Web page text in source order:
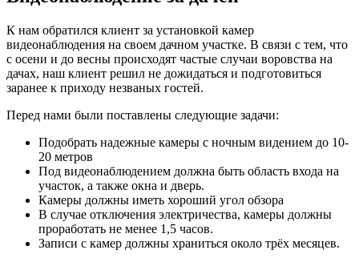
К нам обратился клиент за установкой камер
видеонаблюдения на своем дачном участке. В связи с тем, что
с осени и до весны происходят частые случаи воровства на
дачах, наш клиент решил не дожидаться и подготовиться
заранее к приходу незваных гостей.
Перед нами были поставлены следующие задачи:
Подобрать надежные камеры с ночным видением до 10-
20 метров
Под видеонаблюдением должна быть область входа на
участок, а также окна и дверь.
Камеры должны иметь хороший угол обзора
В случае отключения электричества, камеры должны
проработать не менее 1,5 часов.
Записи с камер должны храниться около трёх месяцев.